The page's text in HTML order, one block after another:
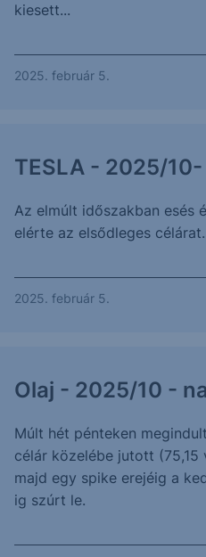
kiesett...
2025. február 5.
TESLA - 2025/
Az elmúlt időszakban esés
elérte az elsődleges célárat.
2025. február 5.
Olaj - 2025/10 -
Múlt hét pénteken
célár közelébe jutott (75,15
majd egy spike erejéig a
ig szúrt le.